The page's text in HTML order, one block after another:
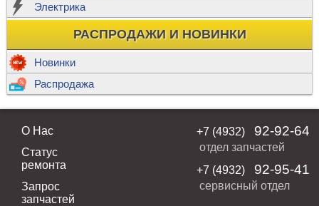
Электрика
РАСПРОДАЖИ И НОВИНКИ
Новинки
Распродажа
О Нас
Статус
ремонта
Запрос
запчастей
+7 (4932) 92-92-64
отдел запчастей
+7 (4932)
92-95-41
сервисный отдел